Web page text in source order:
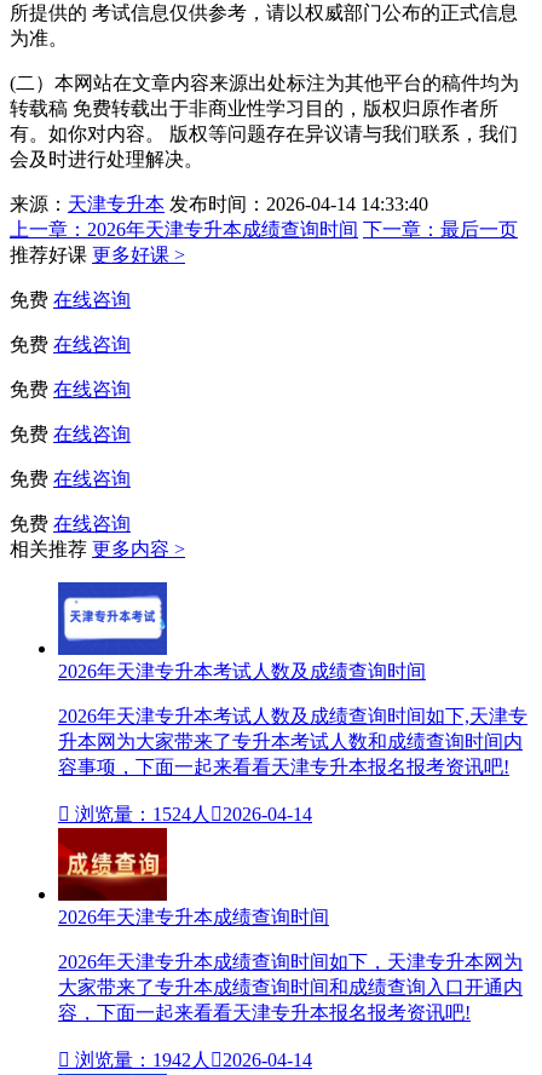
所提供的 考试信息仅供参考，请以权威部门公布的正式信息
为准。
(二）本网站在文章内容来源出处标注为其他平台的稿件均为
转载稿 免费转载出于非商业性学习目的，版权归原作者所
有。如你对内容。 版权等问题存在异议请与我们联系，我们
会及时进行处理解决。
来源： 天津专升本 发布时间：2026-04-14 14:33:40
上一章： 2026年天津专升本成绩查询时间 下一章： 最后一页
推荐好课 更多好课 >
免费 在线咨询
免费 在线咨询
免费 在线咨询
免费 在线咨询
免费 在线咨询
免费 在线咨询
相关推荐 更多内容 >
2026年天津专升本考试人数及成绩查询时间
2026年天津专升本考试人数及成绩查询时间如下,天津专
升本网为大家带来了专升本考试人数和成绩查询时间内
容事项，下面一起来看看天津专升本报名报考资讯吧!
 浏览量：1524人 2026-04-14
2026年天津专升本成绩查询时间
2026年天津专升本成绩查询时间如下，天津专升本网为
大家带来了专升本成绩查询时间和成绩查询入口开通内
容，下面一起来看看天津专升本报名报考资讯吧!
 浏览量：1942人 2026-04-14